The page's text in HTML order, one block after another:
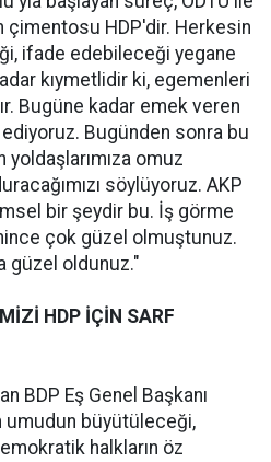
çimentosu HDP'dir. Herkesin
ifade edebileceği yegane
kıymetlidir ki, egemenleri
Bugüne kadar emek veren
Bugünden sonra bu
omuz
söylüyoruz. AKP
bir şeydir bu. İş görme
çok güzel olmuştunuz.
güzel oldunuz."
HDP İÇİN SARF
BDP Eş Genel Başkanı
umudun büyütüleceği,
halkların öz